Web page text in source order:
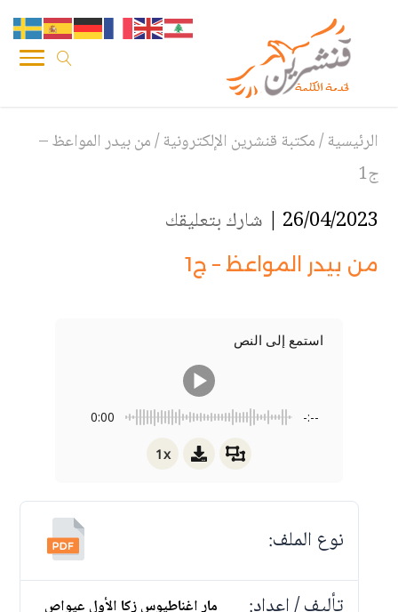
الرئيسية/مكتبة قنشرين الإلكترونية/من بيدر المواعظ –
ج1
26/04/2023 | شارك بتعليقك
من بيدر المواعظ – ج1
استمع إلى النص
0:00 -:--
1x
نوع الملف:
مار اغناطيوس زكا الأول عيواص